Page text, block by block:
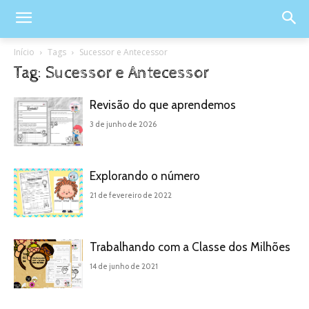
Início Tags Sucessor e Antecessor
Tag: Sucessor e Antecessor
Revisão do que aprendemos
3 de junho de 2026
Explorando o número
21 de fevereiro de 2022
Trabalhando com a Classe dos Milhões
14 de junho de 2021